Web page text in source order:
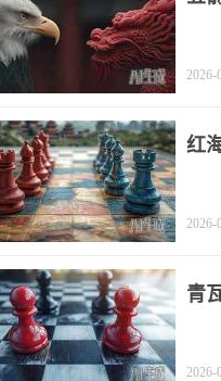
2026-
红
2026-
青
2026-